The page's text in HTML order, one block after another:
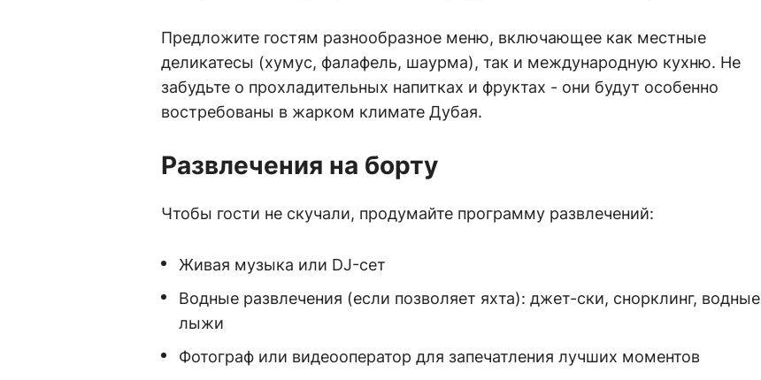
Предложите гостям разнообразное меню, включающее как местные
деликатесы (хумус, фалафель, шаурма), так и международную кухню. Не
забудьте о прохладительных напитках и фруктах - они будут особенно
востребованы в жарком климате Дубая.
Развлечения на борту
Чтобы гости не скучали, продумайте программу развлечений:
Живая музыка или DJ-сет
Водные развлечения (если позволяет яхта): джет-ски, снорклинг, водные
лыжи
Фотограф или видеооператор для запечатления лучших моментов